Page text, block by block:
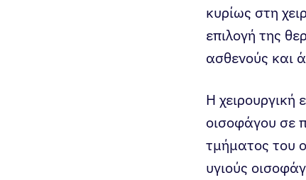
κυρίως στη
επιλογή της
ασθενούς και
Η χειρουργική
οισοφάγου σε
τμήματος του
υγιούς